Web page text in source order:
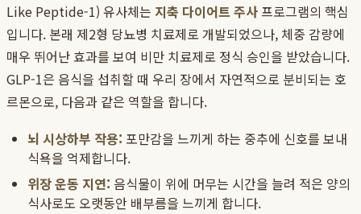
Like Peptide-1) 유사체는 지축 다이어트 주사프로그램의 핵심
입니다. 본래 제2형 당뇨병 치료제로 개발되었으나, 체중 감량에
매우 뛰어난 효과를 보여 비만 치료제로 정식 승인을 받았습니다.
GLP-1은 음식을 섭취할 때 우리 장에서 자연적으로 분비되는 호
르몬으로, 다음과 같은 역할을 합니다.
뇌 시상하부 작용: 포만감을 느끼게 하는 중추에 신호를 보내
식욕을 억제합니다.
위장 운동 지연: 음식물이 위에 머무는 시간을 늘려 적은 양의
식사로도 오랫동안 배부름을 느끼게 합니다.